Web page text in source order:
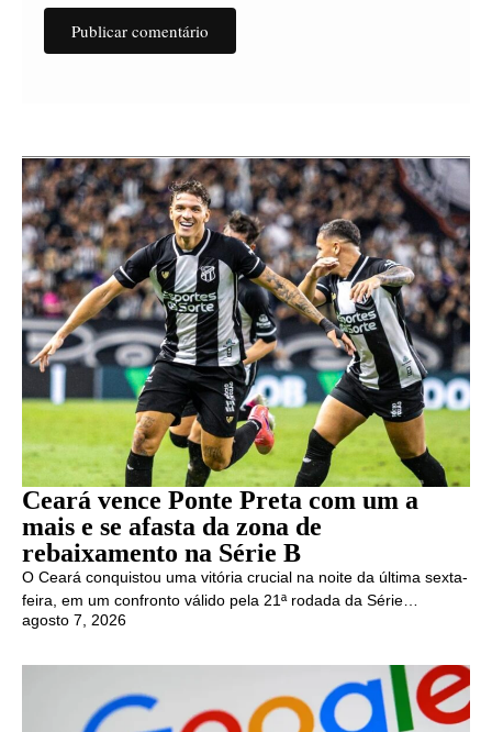
Ceará vence Ponte Preta com um a
mais e se afasta da zona de
rebaixamento na Série B
O Ceará conquistou uma vitória crucial na noite da última sexta-
feira, em um confronto válido pela 21ª rodada da Série…
agosto 7, 2026